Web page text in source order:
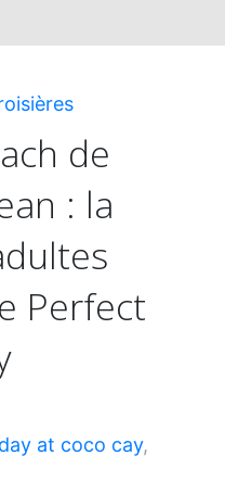
de
: la
Perfect
at coco cay,